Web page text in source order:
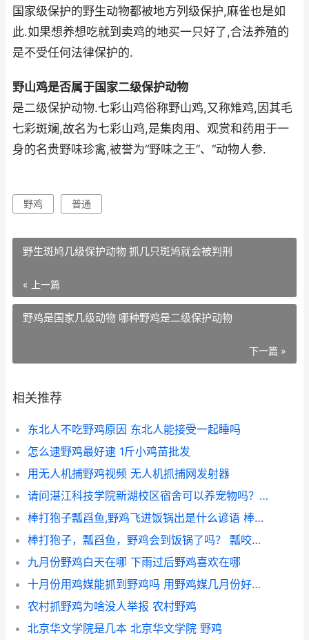
国家级保护的野生动物都被地方列级保护,麻雀也是如
此.如果想养想吃就到卖鸡的地买一只好了,合法养殖的
是不受任何法律保护的.
野山鸡是否属于国家二级保护动物
是二级保护动物.七彩山鸡俗称野山鸡,又称雉鸡,因其毛
七彩斑斓,故名为七彩山鸡,是集肉用、观赏和药用于一
身的名贵野味珍禽,被誉为“野味之王”、“动物人参.
野鸡 普通
野生斑鸠几级保护动物 抓几只斑鸠就会被判刑
« 上一篇
野鸡是国家几级动物 哪种野鸡是二级保护动物
下一篇 »
相关推荐
东北人不吃野鸡原因 东北人能接受一起睡吗
怎么逮野鸡最好逮 1斤小鸡苗批发
用无人机捕野鸡视频 无人机抓捕网发射器
请问湛江科技学院新湖校区宿舍可以养宠物吗？ 湛江科技学院是野鸡大学吗
棒打狍子瓢舀鱼,野鸡飞进饭锅出是什么谚语 棒打狍子瓢舀鱼课文
棒打狍子，瓢舀鱼，野鸡会到饭锅了吗？ 瓢咬鱼上句是啥
九月份野鸡白天在哪 下雨过后野鸡喜欢在哪
十月份用鸡媒能抓到野鸡吗 用野鸡媒几月份好抓鸡
农村抓野鸡为啥没人举报 农村野鸡
北京华文学院是几本 北京华文学院 野鸡